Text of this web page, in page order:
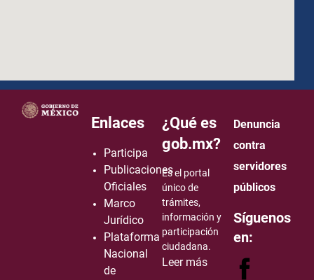
how to embed google map in website
Enlaces
Participa
Publicaciones
Oficiales
Marco
Jurídico
Plataforma
Nacional
de
¿Qué es
gob.mx?
Es el portal
único de
trámites,
información y
participación
ciudadana.
Leer más
Denuncia
contra
servidores
públicos
Síguenos
en: